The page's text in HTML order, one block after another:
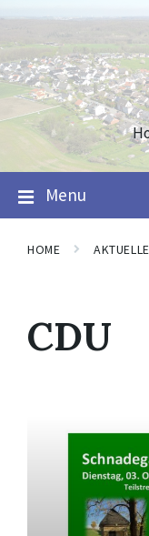
to
content
to
navigation
to
footer
Menu
HOME
CDU
erfahren